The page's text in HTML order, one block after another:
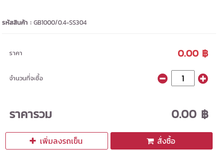
รหัสสินค้า :GB1000/0.4-SS304
ราคา 0.00 ฿
จำนวนที่จะซื้อ
ราคารวม 0.00 ฿
เพิ่มลงรถเข็น สั่งซื้อ